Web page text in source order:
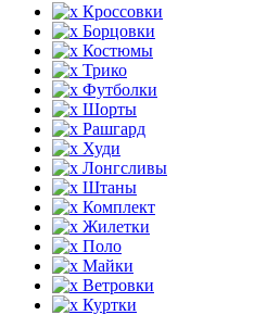
Кроссовки
Борцовки
Костюмы
Трико
Футболки
Шорты
Рашгард
Худи
Лонгсливы
Штаны
Комплект
Жилетки
Поло
Майки
Ветровки
Куртки